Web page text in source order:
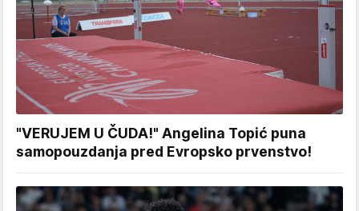
"VERUJEM U ČUDA!" Angelina Topić puna
samopouzdanja pred Evropsko prvenstvo!